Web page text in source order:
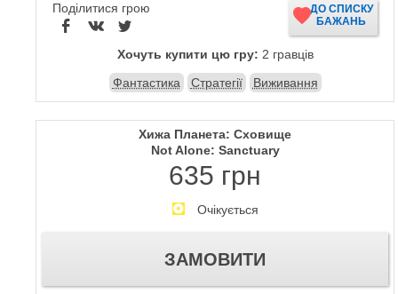
Поділитися грою
ДО СПИСКУ
БАЖАНЬ
Хочуть купити цю гру: 2 гравців
Фантастика
Стратегії Виживання
Хижа Планета: Сховище
Not Alone: Sanctuary
635 грн
Очікується